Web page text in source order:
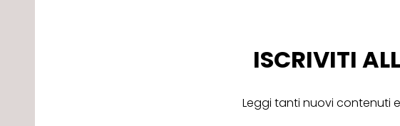
ISCRIVITI
Leggi tanti nuovi contenuti